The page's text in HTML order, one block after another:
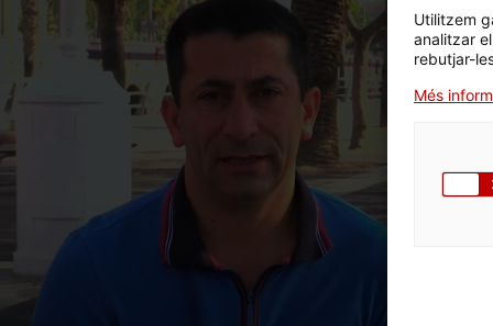
Utilitzem
analitzar
rebutjar-
Més